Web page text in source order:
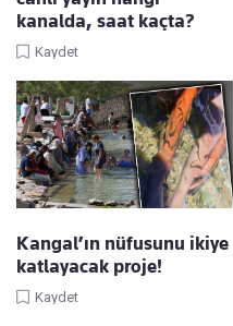
kanalda, saat kaçta?
Kaydet
Kangal’ın nüfusunu ikiye
katlayacak proje!
Kaydet